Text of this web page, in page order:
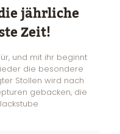
jährliche
Zeit!
und mit ihr beginnt
die besondere
Stollen wird nach
gebacken, die